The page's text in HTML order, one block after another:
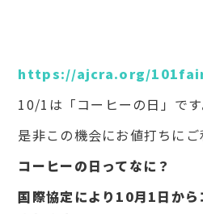
https://ajcra.org/
10/1は「コーヒーの日」です
是非この機会にお値打ちにご
コーヒーの日ってなに？
国際協定により10月1日か